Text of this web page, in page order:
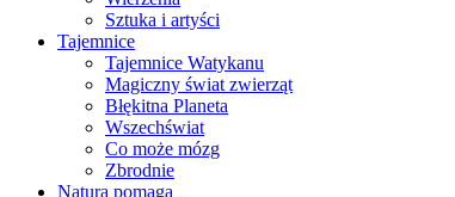
Sztuka i artyści
Tajemnice
Tajemnice Watykanu
Magiczny świat zwierząt
Błękitna Planeta
Wszechświat
Co może mózg
Zbrodnie
Natura pomaga